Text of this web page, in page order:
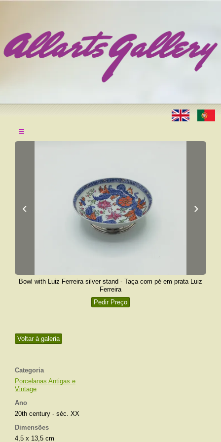
≡
Voltar à galeria
Categoria
Porcelanas Antigas e
Vintage
Ano
20th century - séc. XX
Dimensões
4,5 x 13,5 cm
‹ ›
Bowl with Luiz Ferreira silver stand - Taça com pé em prata Luiz
Ferreira
Pedir Preço